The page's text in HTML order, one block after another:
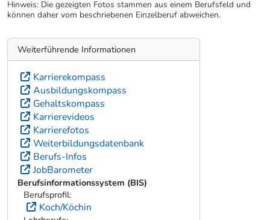
Hinweis: Die gezeigten Fotos stammen aus einem Berufsfeld und
können daher vom beschriebenen Einzelberuf abweichen.
Weiterführende Informationen
Karrierekompass
Ausbildungskompass
Gehaltskompass
Karrierevideos
Karrierefotos
Weiterbildungsdatenbank
Berufs-Infos
JobBarometer
Berufsinformationssystem (BIS)
Berufsprofil:
Koch/Köchin